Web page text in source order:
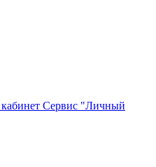
Сервис "Личный